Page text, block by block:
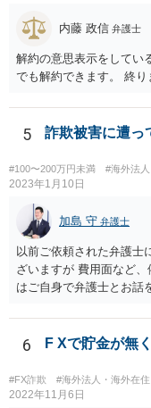
内藤 政信 弁護士
解約の意思表示をしてい
でも解約できます。 終り
5 詐欺被害に遭っ
#100〜200万円未満 #海外法
2023年1月10日
加島 守 弁護士
以前ご依頼された弁護士
ざいますが 費用面など
はご自身で弁護士とお話
話をしてから、こちらも
ますので。 一番安全な
が、ご事情あるようで
てもいいかもしれません。
6 F Xで貯金が無
#FX詐欺 #海外法人・海外在住
2022年11月6日